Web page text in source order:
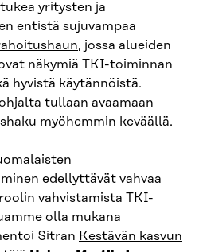
yritysten ja
entistä sujuvampaa
, jossa alueiden
näkymiä TKI-toiminnan
hyvistä käytännöistä.
tullaan avaamaan
myöhemmin keväällä.
edellyttävät vahvaa
vahvistamista TKI-
olla mukana
Sitran Kestävän kasvun